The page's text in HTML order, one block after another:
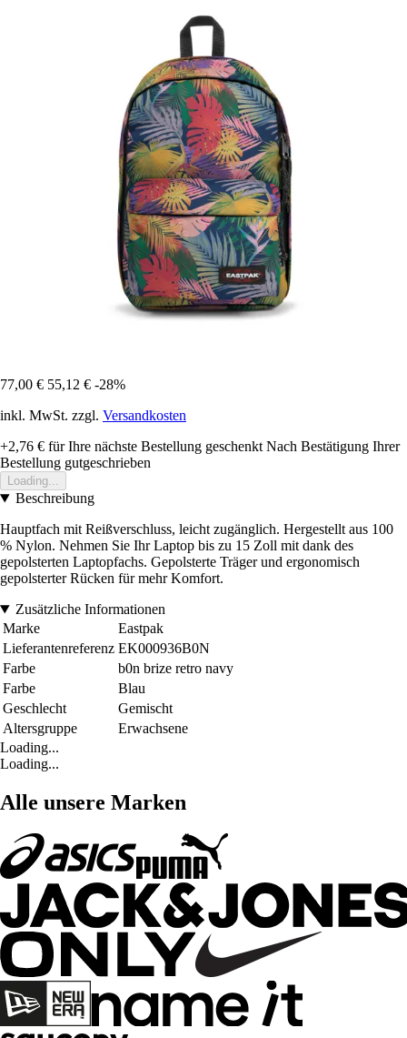
77,00 € 55,12 € -28%
inkl. MwSt. zzgl. Versandkosten
+2,76 € für Ihre nächste Bestellung geschenkt Nach Bestätigung Ihrer
Bestellung gutgeschrieben
Loading...
Beschreibung
Hauptfach mit Reißverschluss, leicht zugänglich. Hergestellt aus 100
% Nylon. Nehmen Sie Ihr Laptop bis zu 15 Zoll mit dank des
gepolsterten Laptopfachs. Gepolsterte Träger und ergonomisch
gepolsterter Rücken für mehr Komfort.
Zusätzliche Informationen
Marke
Eastpak
Lieferantenreferenz EK000936B0N
Farbe
b0n brize retro navy
Farbe
Blau
Geschlecht
Gemischt
Altersgruppe
Erwachsene
Loading...
Loading...
Alle unsere Marken